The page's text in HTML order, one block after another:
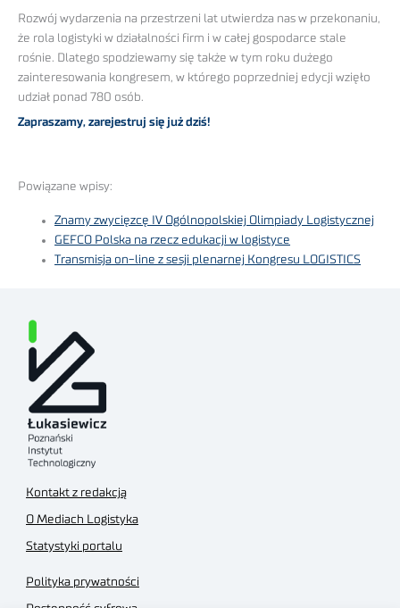
Rozwój wydarzenia na przestrzeni lat utwierdza nas w przekonaniu,
że rola logistyki w działalności firm i w całej gospodarce stale
rośnie. Dlatego spodziewamy się także w tym roku dużego
zainteresowania kongresem, w którego poprzedniej edycji wzięło
udział ponad 780 osób.
Zapraszamy, zarejestruj się już dziś!
Powiązane wpisy:
Znamy zwycięzcę IV Ogólnopolskiej Olimpiady Logistycznej
GEFCO Polska na rzecz edukacji w logistyce
Transmisja on-line z sesji plenarnej Kongresu LOGISTICS
Kontakt z redakcją
O Mediach Logistyka
Statystyki portalu
Polityka prywatności